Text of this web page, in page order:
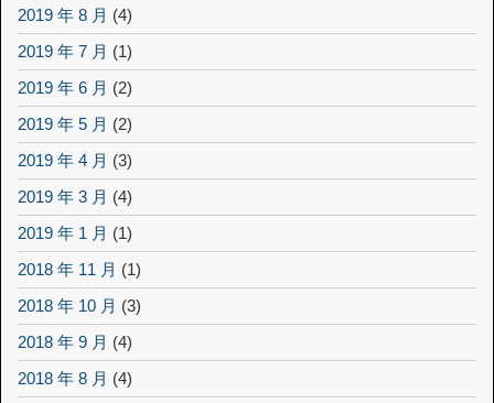
2019 年 8 月 (4)
2019 年 7 月 (1)
2019 年 6 月 (2)
2019 年 5 月 (2)
2019 年 4 月 (3)
2019 年 3 月 (4)
2019 年 1 月 (1)
2018 年 11 月 (1)
2018 年 10 月 (3)
2018 年 9 月 (4)
2018 年 8 月 (4)